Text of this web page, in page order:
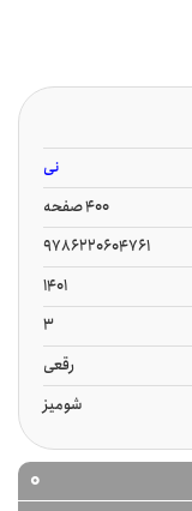
نی
400 صفحه
9786220604761
1401
3
رقعی
شومیز
0